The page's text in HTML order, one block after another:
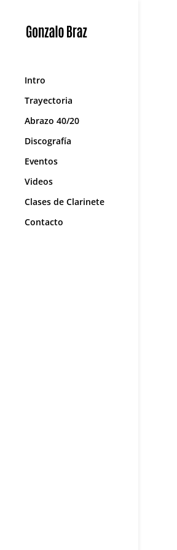
Intro
Trayectoria
Abrazo 40/20
Discografía
Eventos
Videos
Clases de Clarinete
Contacto